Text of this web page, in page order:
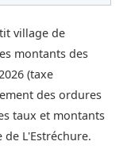
village de
montants des
(taxe
des ordures
taux et montants
L'Estréchure.